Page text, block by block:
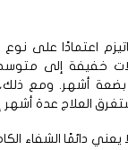
اعتمادًا على نوع
خفيفة إلى
أشهر. ومع ذلك، في
العلاج عدة أشهر
دائمًا الشفاء الكامل